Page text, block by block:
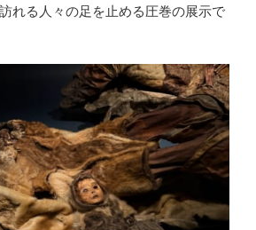
れる人々の足を止める圧巻の展示で